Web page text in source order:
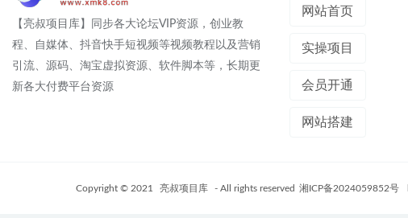
【亮叔项目库】同步各大论坛VIP资源，创业教
程、自媒体、抖音快手短视频等视频教程以及营销
引流、源码、淘宝虚拟资源、软件脚本等，长期更
新各大付费平台资源
网站首页
实操项目
会员开通
网站搭建
Copyright © 2021 亮叔项目库 - All rights reserved 湘ICP备2024059852号